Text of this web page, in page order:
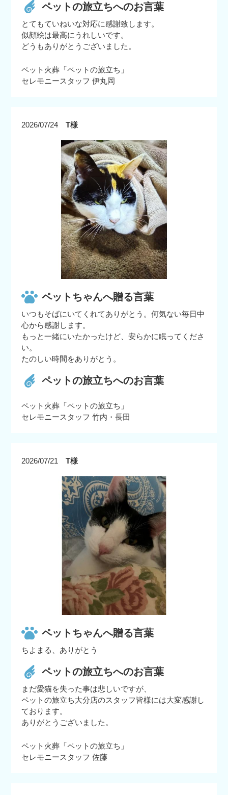
ペットの旅立ちへのお言葉
とてもていねいな対応に感謝致します。
似顔絵は最高にうれしいです。
どうもありがとうございました。
ペット火葬「ペットの旅立ち」
セレモニースタッフ 伊丸岡
2026/07/24 T様
ペットちゃんへ贈る言葉
いつもそばにいてくれてありがとう。何気ない毎日中
心から感謝します。
もっと一緒にいたかったけど、安らかに眠ってくださ
い。
たのしい時間をありがとう。
ペットの旅立ちへのお言葉
ペット火葬「ペットの旅立ち」
セレモニースタッフ 竹内・長田
2026/07/21 T様
ペットちゃんへ贈る言葉
ちよまる、ありがとう
ペットの旅立ちへのお言葉
まだ愛猫を失った事は悲しいですが、
ペットの旅立ち大分店のスタッフ皆様には大変感謝し
ております。
ありがとうございました。
ペット火葬「ペットの旅立ち」
セレモニースタッフ 佐藤